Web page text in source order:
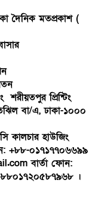
দৈনিক মতপ্রকাশ (
প্রিন্টিং
বা/এ, ঢাকা-১০০০
কালচার হাউজিং
+৮৮-০১৭১৭৭০৬৬৯৯
বার্তা ফোন:
।